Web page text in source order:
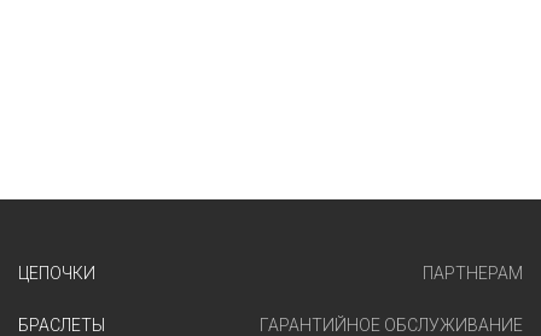
ЦЕПОЧКИ
БРАСЛЕТЫ
ПАРТНЕРАМ
ГАРАНТИЙНОЕ ОБСЛУЖИВАНИЕ